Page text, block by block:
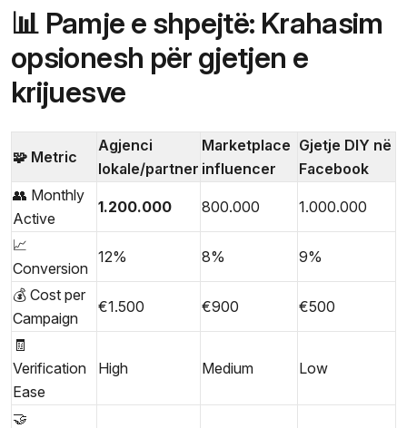
📊 Pamje e shpejtë: Krahasim
opsionesh për gjetjen e
krijuesve
🧩 Metric
Agjenci
lokale/partner
Marketplace
influencer
Gjetje DIY në
Facebook
👥 Monthly
Active
1.200.000 800.000 1.000.000
📈
Conversion
12% 8% 9%
💰 Cost per
Campaign
€1.500 €900 €500
🧾
Verification
Ease
High Medium Low
🤝